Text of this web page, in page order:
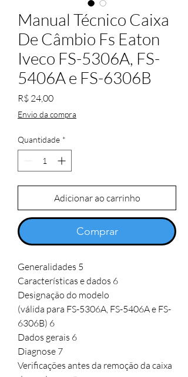
Manual Técnico Caixa
De Câmbio Fs Eaton
Iveco FS-5306A, FS-
5406A e FS-6306B
R$ 24,00Preço
Envio da compra
Quantidade *
Adicionar ao carrinho
Comprar
Generalidades 5
Características e dados 6
Designação do modelo
(válida para FS-5306A, FS-5406A e FS-
6306B) 6
Dados gerais 6
Diagnose 7
Verificações antes da remoção da caixa